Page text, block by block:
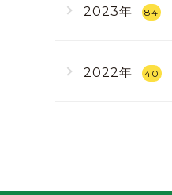
2023年 84
2022年 40